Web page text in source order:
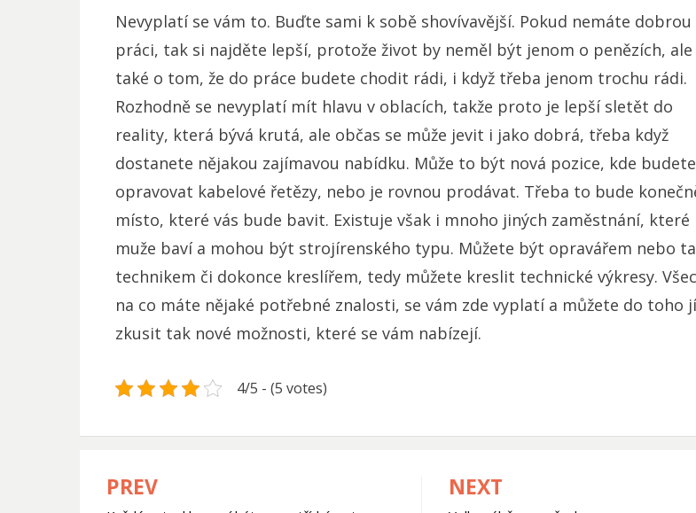
Nevyplatí se vám to. Buďte sami k sobě shovívavější. Pokud nemáte dobrou
práci, tak si najděte lepší, protože život by neměl být jenom o penězích, ale
také o tom, že do práce budete chodit rádi, i když třeba jenom trochu rádi.
Rozhodně se nevyplatí mít hlavu v oblacích, takže proto je lepší sletět do
reality, která bývá krutá, ale občas se může jevit i jako dobrá, třeba když
dostanete nějakou zajímavou nabídku. Může to být nová pozice, kde budete
opravovat kabelové řetězy, nebo je rovnou prodávat. Třeba to bude
místo, které vás bude bavit. Existuje však i mnoho jiných zaměstnání, které
muže baví a mohou být strojírenského typu. Můžete být opravářem nebo
technikem či dokonce kreslířem, tedy můžete kreslit technické výkresy.
na co máte nějaké potřebné znalosti, se vám zde vyplatí a můžete do toho
zkusit tak nové možnosti, které se vám nabízejí.
4/5 - (5 votes)
Navigace
PREV NEXT